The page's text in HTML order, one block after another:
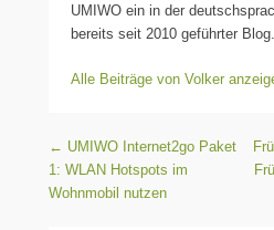
UMIWO ein in der
bereits seit 2010 geführter Blog.
Alle Beiträge von Volker
Beitragsnavigation
← UMIWO Internet2go Paket
1: WLAN Hotspots im
Wohnmobil nutzen